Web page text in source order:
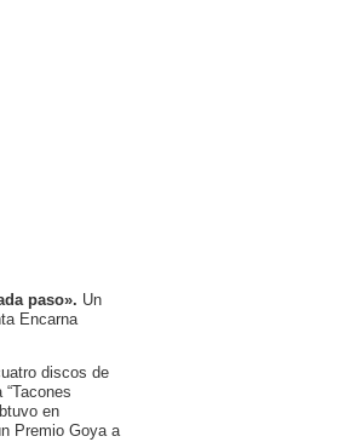
paso». Un
Encarna
discos de
en
Premio Goya a